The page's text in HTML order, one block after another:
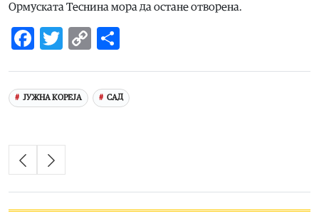
Ормуската Теснина мора да остане отворена.
Facebook
Twitter
Copy
ЈУЖНА КОРЕЈА САД